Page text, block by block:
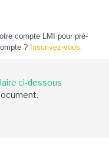
compte LMI pour pré-
? Inscrivez-vous.
ci-dessous